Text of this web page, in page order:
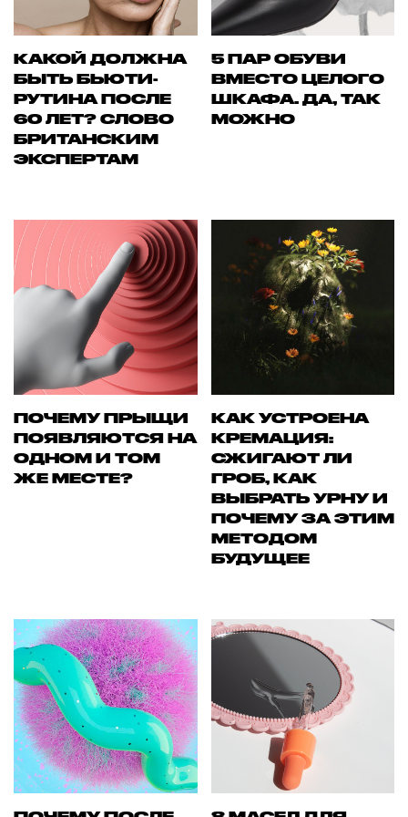
КАКОЙ ДОЛЖНА
БЫТЬ БЬЮТИ-
РУТИНА ПОСЛЕ
60 ЛЕТ? СЛОВО
БРИТАНСКИМ
ЭКСПЕРТАМ
5 ПАР ОБУВИ
ВМЕСТО ЦЕЛОГО
ШКАФА. ДА, ТАК
МОЖНО
ПОЧЕМУ ПРЫЩИ
ПОЯВЛЯЮТСЯ НА
ОДНОМ И ТОМ
ЖЕ МЕСТЕ?
КАК УСТРОЕНА
КРЕМАЦИЯ:
СЖИГАЮТ ЛИ
ГРОБ, КАК
ВЫБРАТЬ УРНУ И
ПОЧЕМУ ЗА ЭТИМ
МЕТОДОМ
БУДУЩЕЕ